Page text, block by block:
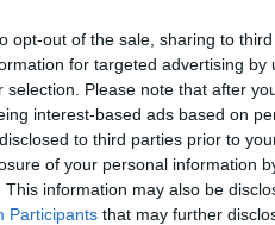
opt-out of the sale, sharing to
for targeted advertising
selection. Please note that after
interest-based ads based on
to third parties prior to
of your personal information
This information may also be
Participants that may further
Putinas Antrasis
tik Lrytas.TV